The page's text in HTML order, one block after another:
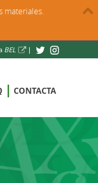
BEL |
CONTACTA
materiales.